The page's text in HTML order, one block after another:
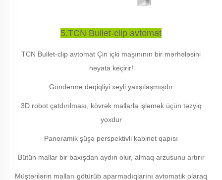
5.TCN Bullet-clip avtomat
TCN Bullet-clip avtomat Çin içki maşınının bir mərhələsini
həyata keçirir!
Göndərmə dəqiqliyi xeyli yaxşılaşmışdır
3D robot çatdırılması, kövrək mallarla işləmək üçün təzyiq
yoxdur
Panoramik şüşə perspektivli kabinet qapısı
Bütün mallar bir baxışdan aydın olur, almaq arzusunu artırır
Müştərilərin malları götürüb aparmadıqlarını avtomatik olaraq